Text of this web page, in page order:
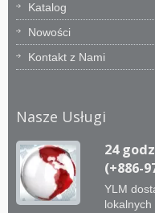
Katalog
Nowości
Kontakt z Nami
Nasze Usługi
24
(+886-
YLM